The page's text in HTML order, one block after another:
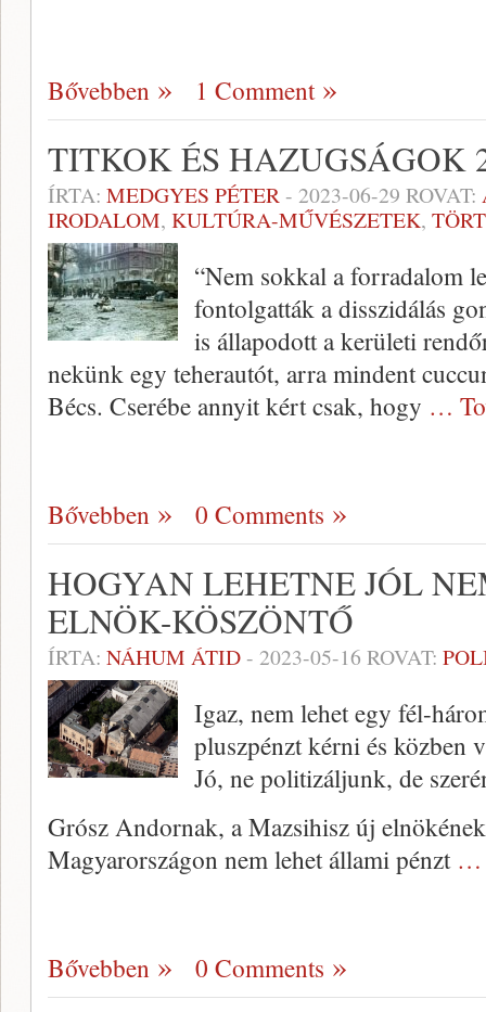
Bővebben 1 Comment
TITKOK ÉS HAZUGSÁGOK
ÍRTA: MEDGYES PÉTER- 2023-06-29 ROVAT:
IRODALOM, KULTÚRA-MŰVÉSZETEK,
“Nem sokkal a forradalom
fontolgatták a disszidálás
is állapodott a kerületi
nekünk egy teherautót, arra mindent
Bécs. Cserébe annyit kért csak, hogy …
Bővebben 0 Comments
HOGYAN LEHETNE JÓL
ELNÖK-KÖSZÖNTŐ
ÍRTA: NÁHUM ÁTID- 2023-05-16 ROVAT:
Igaz, nem lehet egy fél-
pluszpénzt kérni és közben
Jó, ne politizáljunk, de
Grósz Andornak, a Mazsihisz új
Magyarországon nem lehet állami pénzt …
Bővebben 0 Comments